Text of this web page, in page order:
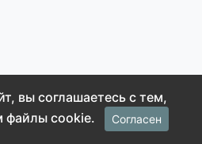
вы соглашаетесь с тем,
файлы cookie.
Согласен